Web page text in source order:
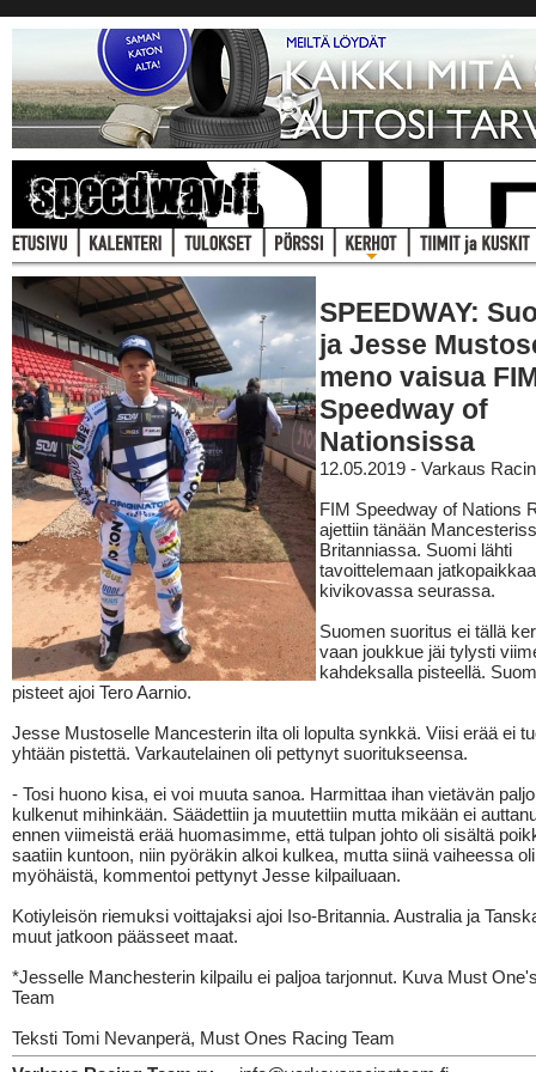
SPEEDWAY:
ja Jesse
meno vaisua
Speedway of
Nationsissa
12.05.2019 - Varkaus
FIM Speedway of Nations
ajettiin tänään
Britanniassa. Suomi lähti
tavoittelemaan jatkopaikkaa
kivikovassa seurassa.
Suomen suoritus ei tällä
vaan joukkue jäi tylysti
kahdeksalla pisteellä.
pisteet ajoi Tero Aarnio.
Jesse Mustoselle Mancesterin ilta oli lopulta synkkä. Viisi erää ei
yhtään pistettä. Varkautelainen oli pettynyt suoritukseensa.
- Tosi huono kisa, ei voi muuta sanoa. Harmittaa ihan vietävän
kulkenut mihinkään. Säädettiin ja muutettiin mutta mikään ei
ennen viimeistä erää huomasimme, että tulpan johto oli sisältä
saatiin kuntoon, niin pyöräkin alkoi kulkea, mutta siinä vaiheessa
myöhäistä, kommentoi pettynyt Jesse kilpailuaan.
Kotiyleisön riemuksi voittajaksi ajoi Iso-Britannia. Australia ja
muut jatkoon päässeet maat.
*Jesselle Manchesterin kilpailu ei paljoa tarjonnut. Kuva Must
Team
Teksti Tomi Nevanperä, Must Ones Racing Team